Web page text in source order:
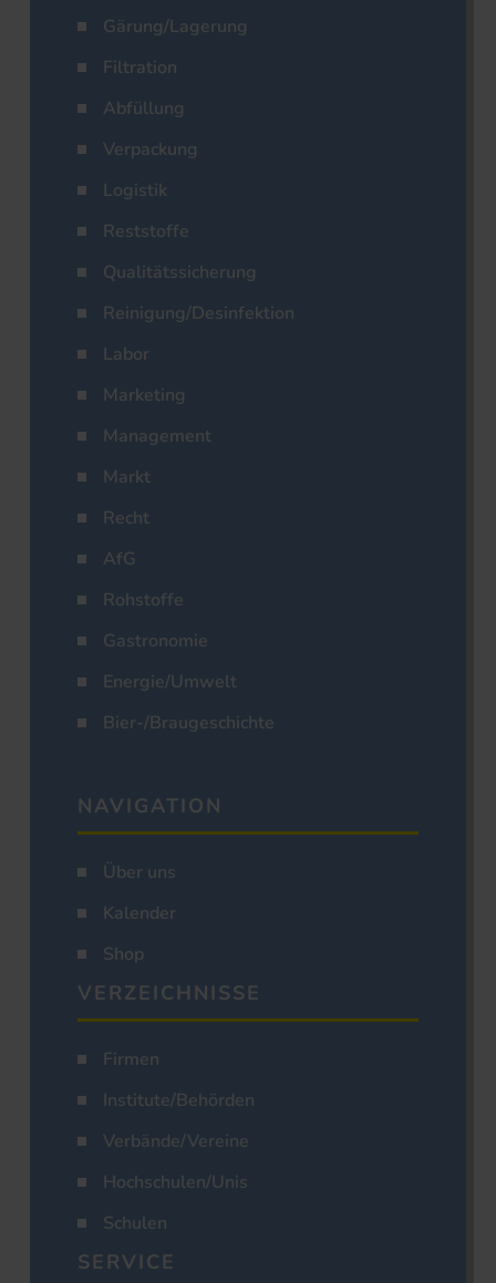
Gärung/Lagerung
Filtration
Abfüllung
Verpackung
Logistik
Reststoffe
Qualitätssicherung
Reinigung/Desinfektion
Labor
Marketing
Management
Markt
Recht
AfG
Rohstoffe
Gastronomie
Energie/Umwelt
Bier-/Braugeschichte
NAVIGATION
Über uns
Kalender
Shop
VERZEICHNISSE
Firmen
Institute/Behörden
Verbände/Vereine
Hochschulen/Unis
Schulen
SERVICE